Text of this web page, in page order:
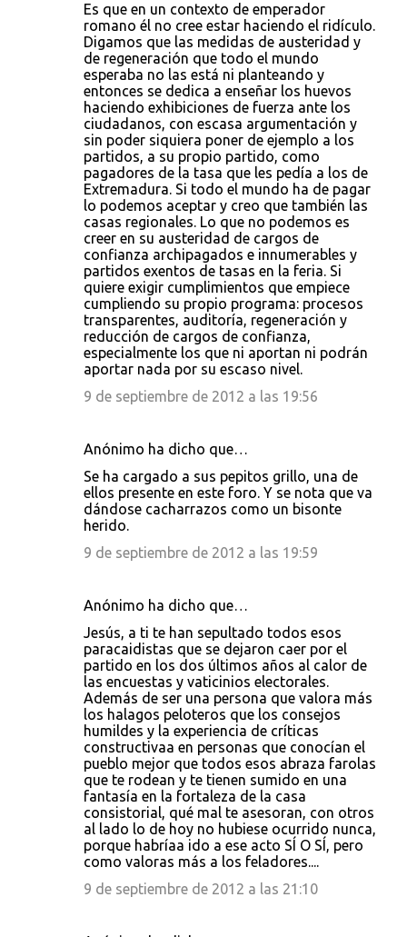
Es que en un contexto de emperador
romano él no cree estar haciendo el ridículo.
Digamos que las medidas de austeridad y
de regeneración que todo el mundo
esperaba no las está ni planteando y
entonces se dedica a enseñar los huevos
haciendo exhibiciones de fuerza ante los
ciudadanos, con escasa argumentación y
sin poder siquiera poner de ejemplo a los
partidos, a su propio partido, como
pagadores de la tasa que les pedía a los de
Extremadura. Si todo el mundo ha de pagar
lo podemos aceptar y creo que también las
casas regionales. Lo que no podemos es
creer en su austeridad de cargos de
confianza archipagados e innumerables y
partidos exentos de tasas en la feria. Si
quiere exigir cumplimientos que empiece
cumpliendo su propio programa: procesos
transparentes, auditoría, regeneración y
reducción de cargos de confianza,
especialmente los que ni aportan ni podrán
aportar nada por su escaso nivel.
9 de septiembre de 2012 a las 19:56
Anónimo ha dicho que…
Se ha cargado a sus pepitos grillo, una de
ellos presente en este foro. Y se nota que va
dándose cacharrazos como un bisonte
herido.
9 de septiembre de 2012 a las 19:59
Anónimo ha dicho que…
Jesús, a ti te han sepultado todos esos
paracaidistas que se dejaron caer por el
partido en los dos últimos años al calor de
las encuestas y vaticinios electorales.
Además de ser una persona que valora más
los halagos peloteros que los consejos
humildes y la experiencia de críticas
constructivaa en personas que conocían el
pueblo mejor que todos esos abraza farolas
que te rodean y te tienen sumido en una
fantasía en la fortaleza de la casa
consistorial, qué mal te asesoran, con otros
al lado lo de hoy no hubiese ocurrido nunca,
porque habríaa ido a ese acto SÍ O SÍ, pero
como valoras más a los feladores....
9 de septiembre de 2012 a las 21:10